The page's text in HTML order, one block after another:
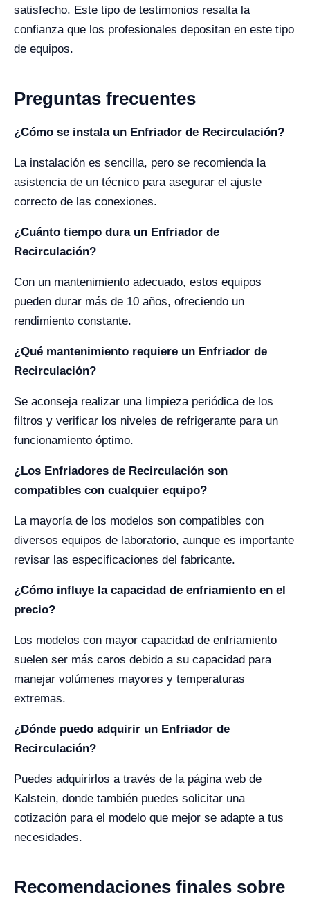
satisfecho. Este tipo de testimonios resalta la
confianza que los profesionales depositan en este tipo
de equipos.
Preguntas frecuentes
¿Cómo se instala un Enfriador de Recirculación?
La instalación es sencilla, pero se recomienda la
asistencia de un técnico para asegurar el ajuste
correcto de las conexiones.
¿Cuánto tiempo dura un Enfriador de
Recirculación?
Con un mantenimiento adecuado, estos equipos
pueden durar más de 10 años, ofreciendo un
rendimiento constante.
¿Qué mantenimiento requiere un Enfriador de
Recirculación?
Se aconseja realizar una limpieza periódica de los
filtros y verificar los niveles de refrigerante para un
funcionamiento óptimo.
¿Los Enfriadores de Recirculación son
compatibles con cualquier equipo?
La mayoría de los modelos son compatibles con
diversos equipos de laboratorio, aunque es importante
revisar las especificaciones del fabricante.
¿Cómo influye la capacidad de enfriamiento en el
precio?
Los modelos con mayor capacidad de enfriamiento
suelen ser más caros debido a su capacidad para
manejar volúmenes mayores y temperaturas
extremas.
¿Dónde puedo adquirir un Enfriador de
Recirculación?
Puedes adquirirlos a través de la página web de
Kalstein, donde también puedes solicitar una
cotización para el modelo que mejor se adapte a tus
necesidades.
Recomendaciones finales sobre